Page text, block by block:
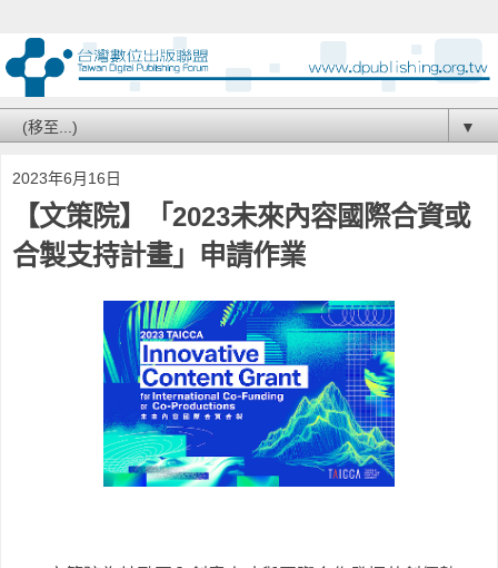
▼
2023年6月16日
【文策院】「2023未來內容國際合資或
合製支持計畫」申請作業